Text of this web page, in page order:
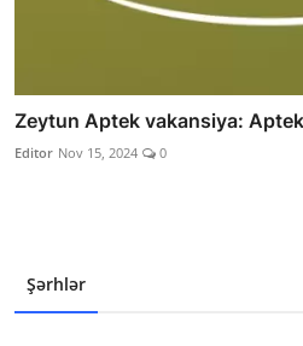
Zeytun Aptek vakansiya: Aptek
Editor Nov 15, 2024 0
Şərhlər